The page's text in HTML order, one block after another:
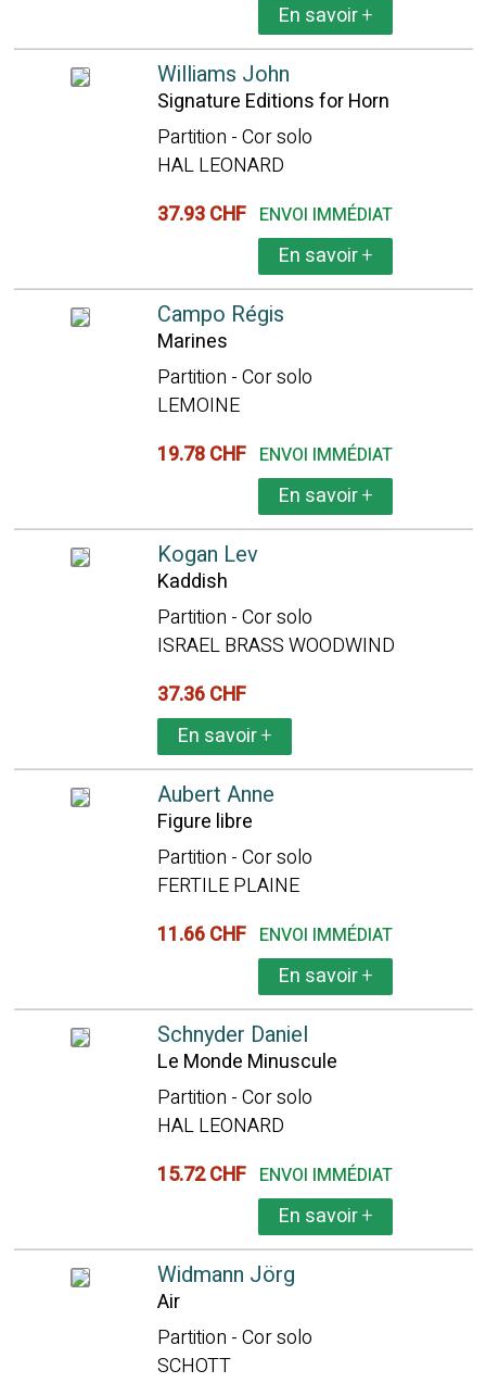
En savoir+
Williams John
Signature Editions for Horn
Partition - Cor solo
HAL LEONARD
37.93 CHF ENVOI IMMÉDIAT
En savoir+
Campo Régis
Marines
Partition - Cor solo
LEMOINE
19.78 CHF ENVOI IMMÉDIAT
En savoir+
Kogan Lev
Kaddish
Partition - Cor solo
ISRAEL BRASS WOODWIND
37.36 CHF
En savoir+
Aubert Anne
Figure libre
Partition - Cor solo
FERTILE PLAINE
11.66 CHF ENVOI IMMÉDIAT
En savoir+
Schnyder Daniel
Le Monde Minuscule
Partition - Cor solo
HAL LEONARD
15.72 CHF ENVOI IMMÉDIAT
En savoir+
Widmann Jörg
Air
Partition - Cor solo
SCHOTT